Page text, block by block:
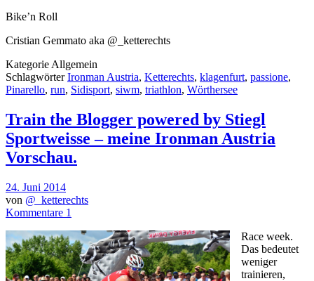
Bike’n Roll
Cristian Gemmato aka @_ketterechts
Kategorie Allgemein
SchlagwörterIronman Austria, Ketterechts, klagenfurt, passione,
Pinarello, run, Sidisport, siwm, triathlon, Wörthersee
Train the Blogger powered by Stiegl
Sportweisse – meine Ironman Austria
Vorschau.
24. Juni 2014
von @_ketterechts
Kommentare 1
Race week.
Das bedeutet
weniger
trainieren,